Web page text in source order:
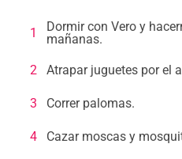
1
Dormir con Vero y
mañanas.
2 Atrapar juguetes por el
3 Correr palomas.
4 Cazar moscas y